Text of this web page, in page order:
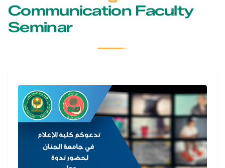
Communication Faculty
Seminar